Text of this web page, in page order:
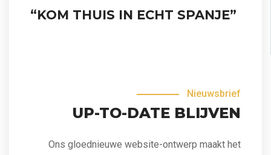
“KOM THUIS IN ECHT SPANJE”
Nieuwsbrief
UP-TO-DATE BLIJVEN
Ons gloednieuwe website-ontwerp maakt het